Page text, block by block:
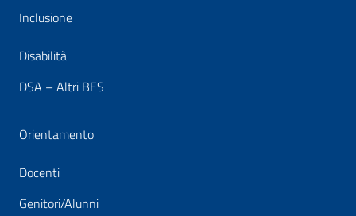
Inclusione
Disabilità
DSA – Altri BES
Orientamento
Docenti
Genitori/Alunni